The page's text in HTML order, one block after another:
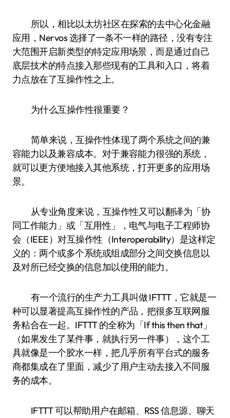
所以，相比以太坊社区在探索的去中心化金融
应用，Nervos 选择了一条不一样的路径，没有专注
大范围开启新类型的特定应用场景，而是通过自己
底层技术的特点接入那些现有的工具和入口，将着
力点放在了互操作性之上。
为什么互操作性很重要？
简单来说，互操作性体现了两个系统之间的兼
容能力以及兼容成本。对于兼容能力很强的系统，
就可以更方便地接入其他系统，打开更多的应用场
景。
从专业角度来说，互操作性又可以翻译为「协
同工作能力」或「互用性」，电气与电子工程师协
会（IEEE）对互操作性（Interoperability）是这样定
义的：两个或多个系统或组成部分之间交换信息以
及对所已经交换的信息加以使用的能力。
有一个流行的生产力工具叫做 IFTTT，它就是一
种可以显著提高互操作性的产品，把很多互联网服
务粘合在一起。IFTTT 的全称为「If this then that」
（如果发生了某件事，就执行另一件事），这个工
具就像是一个胶水一样，把几乎所有平台式的服务
商都集成在了里面，减少了用户主动去接入不同服
务的成本。
IFTTT 可以帮助用户在邮箱、RSS 信息源、聊天